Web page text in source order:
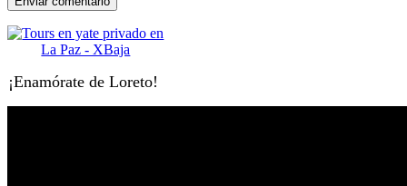
¡Enamórate de Loreto!